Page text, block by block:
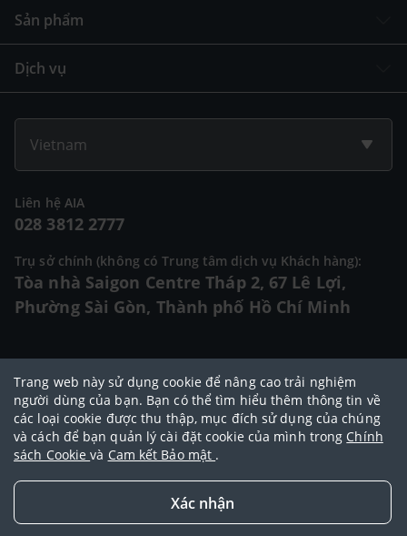
Sản phẩm
Dịch vụ
Vietnam
Liên hệ AIA
028 3812 2777
Trụ sở chính (không có Trung tâm dịch vụ Khách hàng):
Tòa nhà Saigon Centre Tháp 2, 67 Lê Lợi,
Phường Sài Gòn, Thành phố Hồ Chí Minh
Đại lý Ngoại hạng AIA|Điều khoản sử dụng |Cam kết bảo mật|Chính
sách bảo vệ dữ liệu cá nhân|Chính sách cookie |Quy tắc đạo đức|
Điều khoản và điều kiện sử dụng dịch vụ thanh toán trực tuyến
Trang web này sử dụng cookie để nâng cao trải nghiệm
người dùng của bạn. Bạn có thể tìm hiểu thêm thông tin về
các loại cookie được thu thập, mục đích sử dụng của chúng
và cách để bạn quản lý cài đặt cookie của mình trong Chính
sách Cookievà Cam kết Bảo mật .
Xác nhận